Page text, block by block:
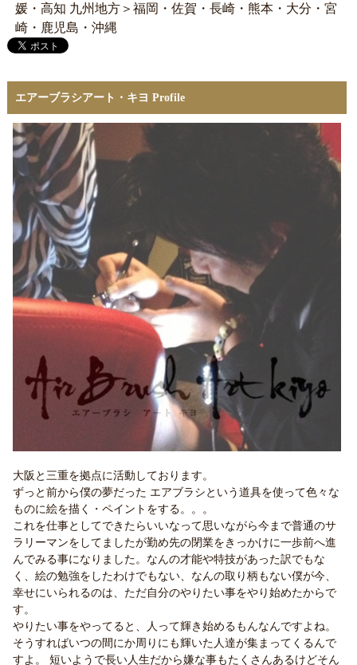
媛・高知 九州地方＞福岡・佐賀・長崎・熊本・大分・宮
崎・鹿児島・沖縄
エアーブラシアート・キヨ Profile
大阪と三重を拠点に活動しております。
ずっと前から僕の夢だった エアブラシという道具を使って色々な
ものに絵を描く・ペイントをする。。。
これを仕事としてできたらいいなって思いながら今まで普通のサ
ラリーマンをしてましたが勤め先の閉業をきっかけに一歩前へ進
んでみる事になりました。なんの才能や特技があった訳でもな
く、絵の勉強をしたわけでもない、なんの取り柄もない僕が今、
幸せにいられるのは、ただ自分のやりたい事をやり始めたからで
す。
やりたい事をやってると、人って輝き始めるもんなんですよね。
そうすればいつの間にか周りにも輝いた人達が集まってくるんで
すよ。 短いようで長い人生だから嫌な事もたくさんあるけどそん